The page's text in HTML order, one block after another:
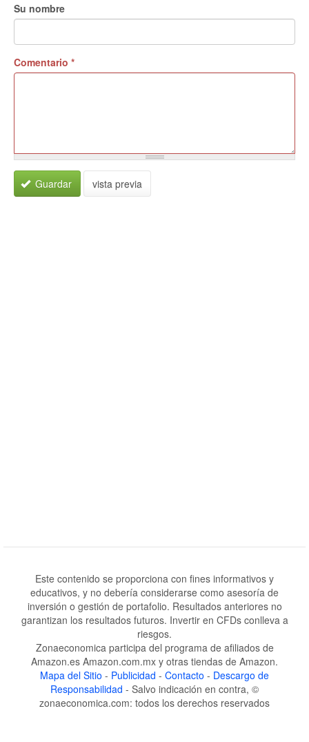
Su nombre
Comentario *
Guardar vista previa
Este contenido se proporciona con fines informativos y
educativos, y no debería considerarse como asesoría de
inversión o gestión de portafolio. Resultados anteriores no
garantizan los resultados futuros. Invertir en CFDs conlleva a
riesgos.
Zonaeconomica participa del programa de afiliados de
Amazon.es Amazon.com.mx y otras tiendas de Amazon.
Mapa del Sitio - Publicidad - Contacto - Descargo de
Responsabilidad - Salvo indicación en contra, ©
zonaeconomica.com: todos los derechos reservados